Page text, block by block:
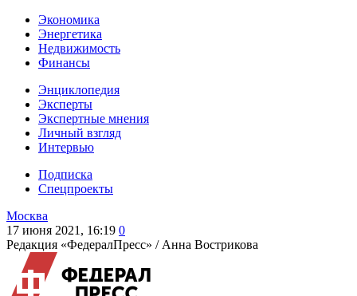
Экономика
Энергетика
Недвижимость
Финансы
Энциклопедия
Эксперты
Экспертные мнения
Личный взгляд
Интервью
Подписка
Спецпроекты
Москва
17 июня 2021, 16:19 0
Редакция «ФедералПресс» / Анна Вострикова